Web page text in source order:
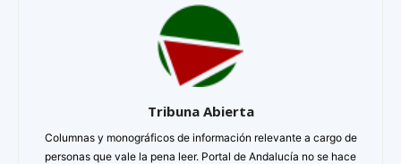
Tribuna Abierta
Columnas y monográficos de información relevante a cargo de
personas que vale la pena leer. Portal de Andalucía no se hace